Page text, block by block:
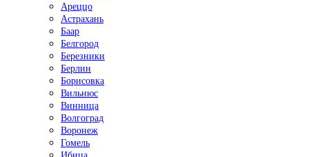
Ареццо
Астрахань
Баар
Белгород
Березники
Берлин
Борисовка
Вильнюс
Винница
Волгоград
Воронеж
Гомель